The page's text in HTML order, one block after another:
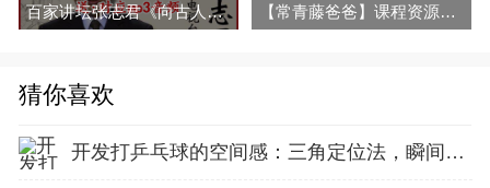
百家讲坛张志君《向古人学家教》视频和音频全集百度网盘下载 【常青藤爸爸】课程资源全集百度云百度网盘下载
猜你喜欢
开发打乒乓球的空间感：三角定位法，瞬间找准最佳击球点